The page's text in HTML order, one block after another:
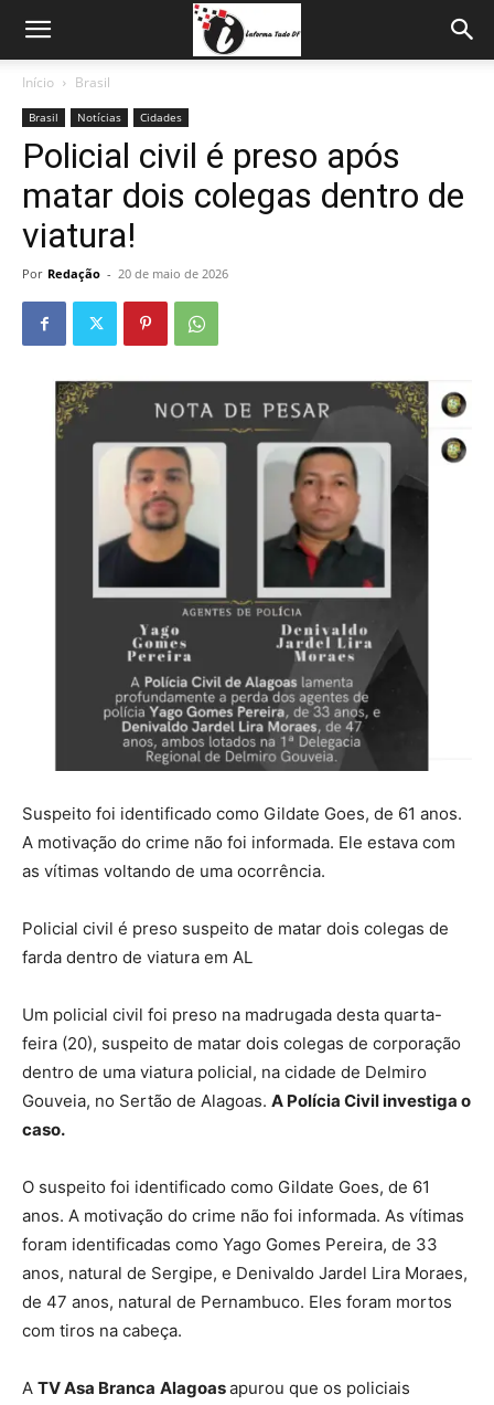
Início Brasil
Brasil Notícias Cidades
Policial civil é preso após
matar dois colegas dentro de
viatura!
Por Redação - 20 de maio de 2026
Suspeito foi identificado como Gildate Goes, de 61 anos.
A motivação do crime não foi informada. Ele estava com
as vítimas voltando de uma ocorrência.
Policial civil é preso suspeito de matar dois colegas de
farda dentro de viatura em AL
Um policial civil foi preso na madrugada desta quarta-
feira (20), suspeito de matar dois colegas de corporação
dentro de uma viatura policial, na cidade de Delmiro
Gouveia, no Sertão de Alagoas. A Polícia Civil investiga o
caso.
O suspeito foi identificado como Gildate Goes, de 61
anos. A motivação do crime não foi informada. As vítimas
foram identificadas como Yago Gomes Pereira, de 33
anos, natural de Sergipe, e Denivaldo Jardel Lira Moraes,
de 47 anos, natural de Pernambuco. Eles foram mortos
com tiros na cabeça.
A TV Asa Branca Alagoasapurou que os policiais